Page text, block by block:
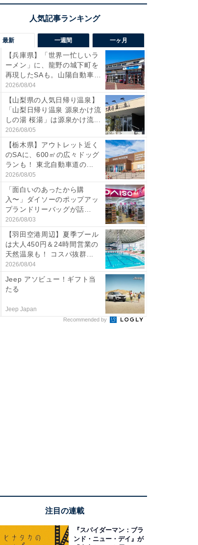
最新 一週間 一ヶ月
【兵庫県】「世界一忙しいラ
ーメン」に、龍野の城下町を
再現したSAも。山陽自動車
道...
2026/08/04
【山梨県の人気日帰り温泉】
「山梨日帰り温泉 源泉かけ流
しの湯 桜湯」は源泉かけ流...
2026/08/05
【栃木県】アウトレット近く
のSAに、600㎡の広々ドッグ
ランも！ 東北自動車道の...
2026/08/05
「面白いのあったから購
入〜」ダイソーのポップアッ
プランドリーバッグが話
題。“さま...
2026/08/03
【羽田空港周辺】夏季プール
は大人450円＆24時間営業の
天然温泉も！ コスパ抜群...
2026/08/04
Jeep アソビュー！ギフト当
たる
Jeep Japan
Recommended by
注目の連載
『スパイダーマン：ブラ
ンド・ニュー・デイ』が